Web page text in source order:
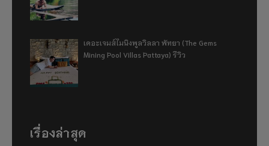
เดอะเจมส์ไมนิงพูลวิลลา พัทยา (The Gems
Mining Pool Villas Pattaya) รีวิว
เรื่องล่าสุด